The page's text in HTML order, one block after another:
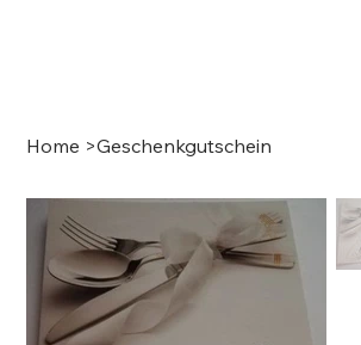
Home >Geschenkgutschein